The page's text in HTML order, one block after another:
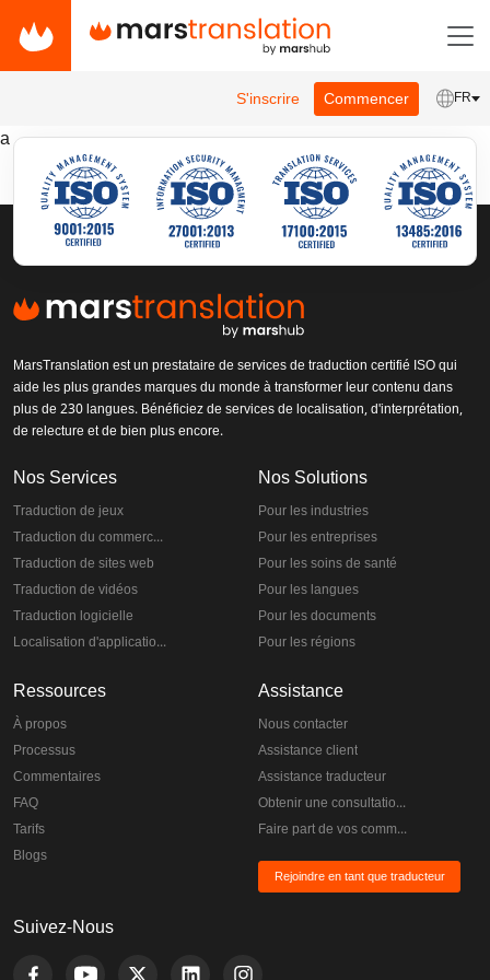
S'inscrire Commencer FR
a
MarsTranslation est un prestataire de services de traduction certifié ISO qui
aide les plus grandes marques du monde à transformer leur contenu dans
plus de 230 langues. Bénéficiez de services de localisation, d'interprétation,
de relecture et de bien plus encore.
Nos Services
Traduction de jeux
Traduction du commerce électronique
Traduction de sites web
Traduction de vidéos
Traduction logicielle
Localisation d'applications
Nos Solutions
Pour les industries
Pour les entreprises
Pour les soins de santé
Pour les langues
Pour les documents
Pour les régions
Ressources
À propos
Processus
Commentaires
FAQ
Tarifs
Blogs
Assistance
Nous contacter
Assistance client
Assistance traducteur
Obtenir une consultation gratuite
Faire part de vos commentaires
Rejoindre en tant que traducteur
Suivez-Nous